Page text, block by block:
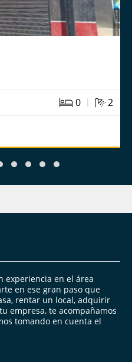
0 | 2
experiencia en el área
en ese gran paso que
rentar un local, adquirir
empresa, te acompañamos
tomando en cuenta el